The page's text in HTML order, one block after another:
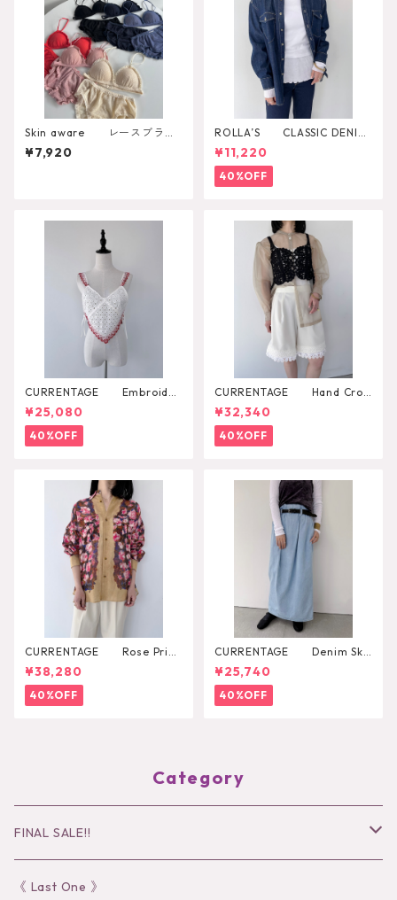
Skin aware レースブラト
ップ
¥7,920
ROLLA’S CLASSIC DENIM
SHIRT RINSE
¥11,220
40%OFF
CURRENTAGE Embroider
y Layared Blouse
¥25,080
40%OFF
CURRENTAGE Hand Croc
het Bustier
¥32,340
40%OFF
CURRENTAGE Rose Print
Shirt
¥38,280
40%OFF
CURRENTAGE Denim Skir
t¥25,740
40%OFF
Category
FINAL SALE!!
30％OFF
《 Last One 》